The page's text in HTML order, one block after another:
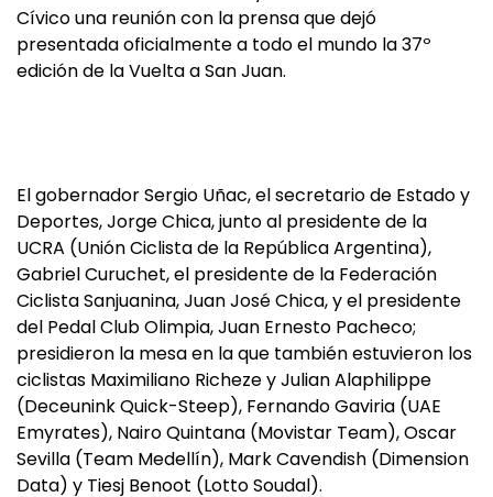
Cívico una reunión con la prensa que dejó
presentada oficialmente a todo el mundo la 37º
edición de la Vuelta a San Juan.
El gobernador Sergio Uñac, el secretario de Estado y
Deportes, Jorge Chica, junto al presidente de la
UCRA (Unión Ciclista de la República Argentina),
Gabriel Curuchet, el presidente de la Federación
Ciclista Sanjuanina, Juan José Chica, y el presidente
del Pedal Club Olimpia, Juan Ernesto Pacheco;
presidieron la mesa en la que también estuvieron los
ciclistas Maximiliano Richeze y Julian Alaphilippe
(Deceunink Quick-Steep), Fernando Gaviria (UAE
Emyrates), Nairo Quintana (Movistar Team), Oscar
Sevilla (Team Medellín), Mark Cavendish (Dimension
Data) y Tiesj Benoot (Lotto Soudal).